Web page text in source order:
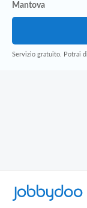
Mantova
Servizio gratuito. Potrai
Jobbydoo